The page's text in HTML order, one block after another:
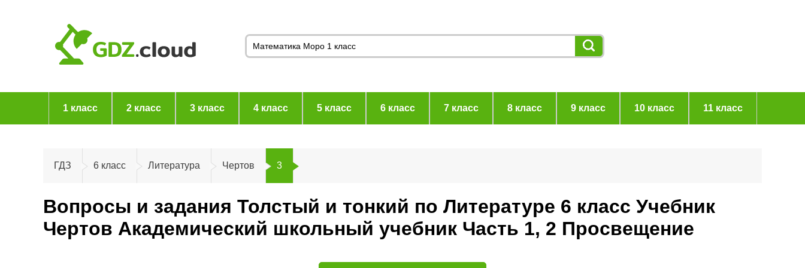
1 класс 2 класс 3 класс 4 класс 5 класс 6 класс 7 класс 8 класс 9 класс 10 класс 11 класс
ГДЗ 6 класс Литература Чертов 3
Вопросы и задания Толстый и тонкий по Литературе 6 класс Учебник
Чертов Академический школьный учебник Часть 1, 2 Просвещение